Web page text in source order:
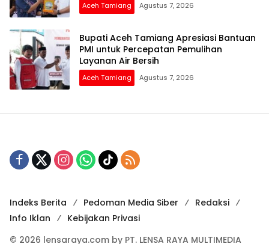
Aceh Tamiang Agustus 7, 2026
Bupati Aceh Tamiang Apresiasi Bantuan
PMI untuk Percepatan Pemulihan
Layanan Air Bersih
Aceh Tamiang Agustus 7, 2026
Indeks Berita Pedoman Media Siber
Redaksi
Info Iklan
Kebijakan Privasi
© 2026 lensaraya.com by PT. LENSA RAYA MULTIMEDIA